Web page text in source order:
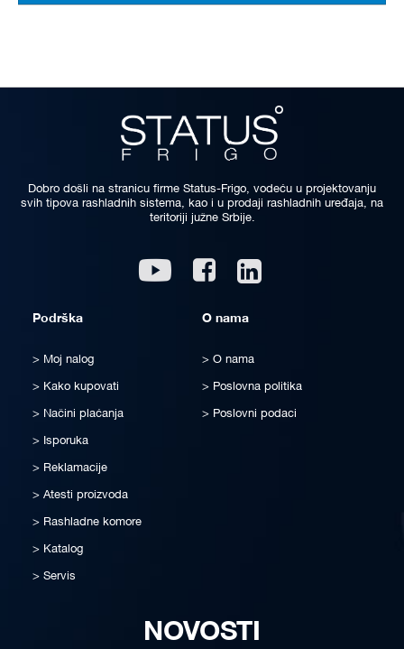
Dobro došli na stranicu firme Status-Frigo, vodeću u projektovanju
svih tipova rashladnih sistema, kao i u prodaji rashladnih uređaja, na
teritoriji južne Srbije.
Youtube Facebook
Podrška
Moj nalog
Kako kupovati
Načini plaćanja
Isporuka
Reklamacije
Atesti proizvoda
Rashladne komore
Katalog
Servis
O nama
O nama
Poslovna politika
Poslovni podaci
NOVOSTI